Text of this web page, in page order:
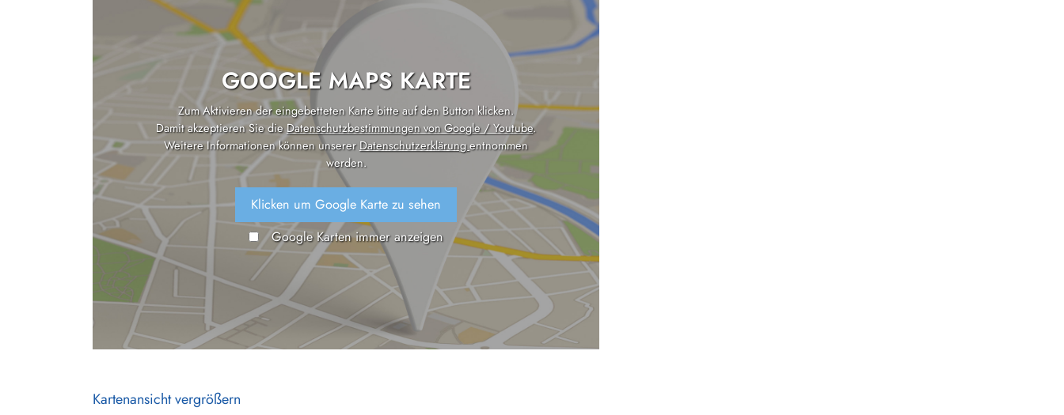
GOOGLE MAPS KARTE
Zum Aktivieren der eingebetteten Karte bitte auf den Button klicken.
Damit akzeptieren Sie dieDatenschutzbestimmungen von Google / Youtube.
Weitere Informationen können unsererDatenschutzerklärungentnommen
werden.
Klicken um Google Karte zu sehen
Google Karten immer anzeigen
Kartenansicht vergrößern